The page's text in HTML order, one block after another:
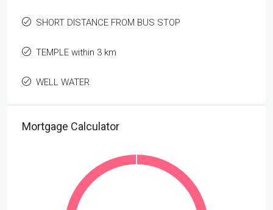
SHORT DISTANCE FROM BUS STOP
TEMPLE within 3 km
WELL WATER
Mortgage Calculator